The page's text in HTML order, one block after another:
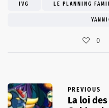
IVG LE PLANNING
0
PREVIOUS
La loi